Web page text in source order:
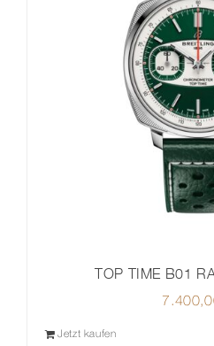
TOP TIME B01
Jetzt kaufen